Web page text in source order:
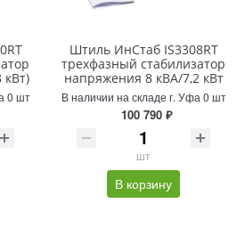
0 шт
Штиль ИнСтаб IS3308RT
трехфазный стабилизатор
напряжения 8 кВА/7,2 кВт
В наличии на складе г. Уфа 0 шт
100 790 ₽
шт
В корзину